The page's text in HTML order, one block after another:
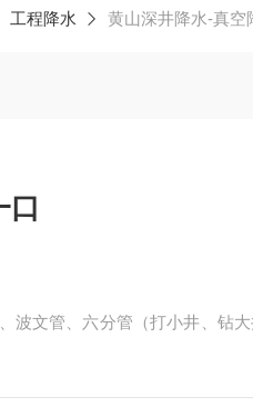
工程降水 黄山深井降水-真空
口
波文管、六分管（打小井、钻